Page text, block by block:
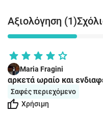
Αξιολόγηση (1)
Maria Fragini
αρκετά ωραίο και
Σαφές περιεχόμενο
Χρήσιμη